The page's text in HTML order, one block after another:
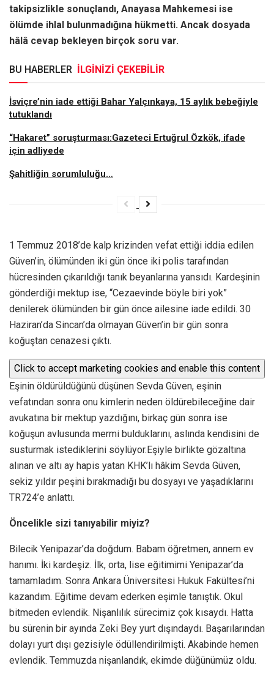
takipsizlikle sonuçlandı, Anayasa Mahkemesi ise
ölümde ihlal bulunmadığına hükmetti. Ancak dosyada
hâlâ cevap bekleyen birçok soru var.
BU HABERLER İLGİNİZİ ÇEKEBİLİR
İsviçre’nin iade ettiği Bahar Yalçınkaya, 15 aylık bebeğiyle
tutuklandı
“Hakaret” soruşturması:Gazeteci Ertuğrul Özkök, ifade
için adliyede
Şahitliğin sorumluluğu…
1 Temmuz 2018’de kalp krizinden vefat ettiği iddia edilen
Güven’in, ölümünden iki gün önce iki polis tarafından
hücresinden çıkarıldığı tanık beyanlarına yansıdı. Kardeşinin
gönderdiği mektup ise, “Cezaevinde böyle biri yok”
denilerek ölümünden bir gün önce ailesine iade edildi. 30
Haziran’da Sincan’da olmayan Güven’in bir gün sonra
koğuştan cenazesi çıktı.
Click to accept marketing cookies and enable this content
Eşinin öldürüldüğünü düşünen Sevda Güven, eşinin
vefatından sonra onu kimlerin neden öldürebileceğine dair
avukatına bir mektup yazdığını, birkaç gün sonra ise
koğuşun avlusunda mermi bulduklarını, aslında kendisini de
susturmak istediklerini söylüyor.Eşiyle birlikte gözaltına
alınan ve altı ay hapis yatan KHK’lı hâkim Sevda Güven,
sekiz yıldır peşini bırakmadığı bu dosyayı ve yaşadıklarını
TR724’e anlattı.
Öncelikle sizi tanıyabilir miyiz?
Bilecik Yenipazar’da doğdum. Babam öğretmen, annem ev
hanımı. İki kardeşiz. İlk, orta, lise eğitimimi Yenipazar’da
tamamladım. Sonra Ankara Üniversitesi Hukuk Fakültesi’ni
kazandım. Eğitime devam ederken eşimle tanıştık. Okul
bitmeden evlendik. Nişanlılık sürecimiz çok kısaydı. Hatta
bu sürenin bir ayında Zeki Bey yurt dışındaydı. Başarılarından
dolayı yurt dışı gezisiyle ödüllendirilmişti. Akabinde hemen
evlendik. Temmuzda nişanlandık, ekimde düğünümüz oldu.